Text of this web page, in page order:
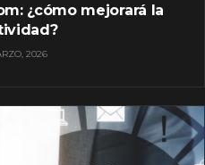
¿cómo mejorará la
2026